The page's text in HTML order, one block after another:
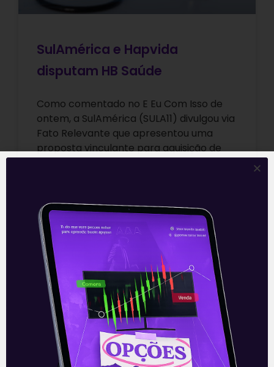
SulAmérica e Hapvida
disputam HB Saúde
Como comentado no E Eu Com Isso de
ontem, a SulAmérica (SULA11) divulgou via
Fato Relevante que apresentou uma
proposta vinculante para aquisição de
01/09/2021
E EU COM ISSO